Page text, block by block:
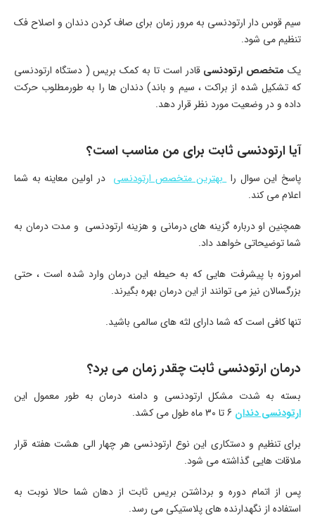
سیم قوس دار ارتودنسی به مرور زمان برای صاف کردن دندان و اصلاح فک
تنظیم می شود.
یک متخصص ارتودنسی قادر است تا به کمک بریس ( دستگاه ارتودنسی
که تشکیل شده از براکت ، سیم و باند) دندان ها را به طورمطلوب حرکت
داده و در وضعیت مورد نظر قرار دهد.
آیا ارتودنسی ثابت برای من مناسب است؟
پاسخ این سوال رابهترین متخصص ارتودنسی در اولین معاینه به شما
اعلام می کند.
همچنین او درباره گزینه های درمانی و هزینه ارتودنسی و مدت درمان به
شما توضیحاتی خواهد داد.
امروزه با پیشرفت هایی که به حیطه این درمان وارد شده است ، حتی
بزرگسالان نیز می توانند از این درمان بهره بگیرند.
تنها کافی است که شما دارای لثه های سالمی باشید.
درمان ارتودنسی ثابت چقدر زمان می برد؟
بسته به شدت مشکل ارتودنسی و دامنه درمان به طور معمول این
ارتودنسی دندان
برای تنظیم و دستکاری این نوع ارتودنسی هر چهار الی هشت هفته قرار
ملاقات هایی گذاشته می شود.
پس از اتمام دوره و برداشتن بریس ثابت از دهان شما حالا نوبت به
استفاده از نگهدارنده های پلاستیکی می رسد.